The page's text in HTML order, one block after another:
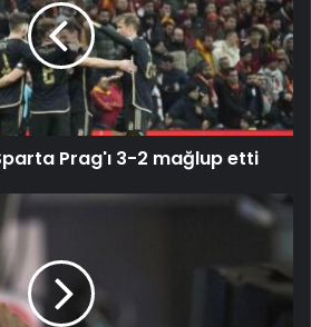
Prag'ı 3-2 mağlup etti